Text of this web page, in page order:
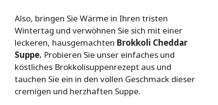
Also, bringen Sie Wärme in Ihren tristen
Wintertag und verwöhnen Sie sich mit einer
leckeren, hausgemachten Brokkoli Cheddar
Suppe. Probieren Sie unser einfaches und
köstliches Brokkolisuppenrezept aus und
tauchen Sie ein in den vollen Geschmack dieser
cremigen und herzhaften Suppe.